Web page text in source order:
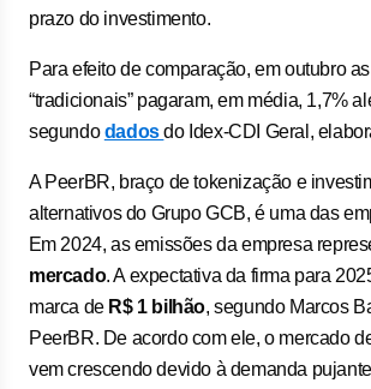
prazo do investimento.
Para efeito de comparação, em outubro
“tradicionais” pagaram, em média, 1,7%
segundodadosdo Idex-CDI Geral,
A PeerBR, braço de tokenização e
alternativos do Grupo GCB, é uma das
⁠Em 2024, as emissões da empresa
mercado. A expectativa da firma para
marca de R$ 1 bilhão, segundo Marcos
PeerBR. De acordo com ele, o mercado
vem crescendo devido à demanda